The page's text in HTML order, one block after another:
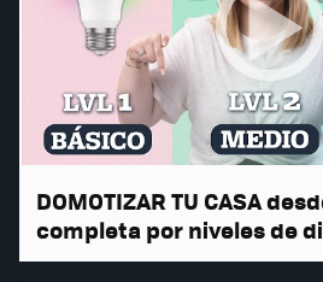
DOMOTIZAR TU CASA
completa por niveles de